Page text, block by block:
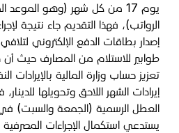
يوم 17 من كل شهر (وهو
الرواتب)، فهذا التقديم جاء نتيجة
إصدار بطاقات الدفع الإلكتروني
طوابير للاستلام من المصارف حيث ​أن
تعزيز حساب وزارة المالية بالإيرادات
إيرادات الشهر اللاحق وتحويلها
العطل الرسمية (الجمعة والسبت) في
يستدعي استكمال الإجراءات